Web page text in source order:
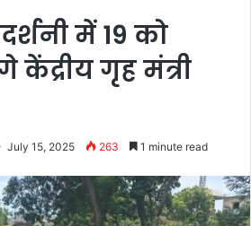
में 19 को
केंद्रीय गृह मंत्री
July 15, 2025 263 1 minute read